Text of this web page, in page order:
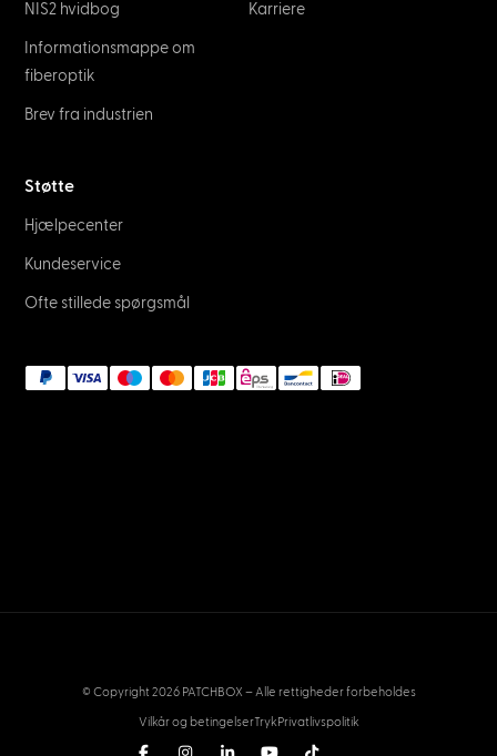
NIS2 hvidbog
Informationsmappe om
fiberoptik
Brev fra industrien
Karriere
Støtte
Hjælpecenter
Kundeservice
Ofte stillede spørgsmål
© Copyright 2026 PATCHBOX – Alle rettigheder forbeholdes
Vilkår og betingelserTrykPrivatlivspolitik